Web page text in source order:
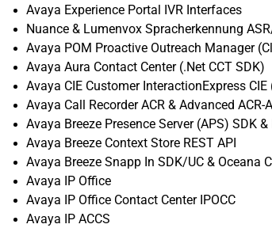
Avaya Experience Portal IVR Interfaces
Nuance & Lumenvox Spracherkennung
Avaya POM Proactive Outreach Manager
Avaya Aura Contact Center (.Net CCT SDK)
Avaya CIE Customer InteractionExpress CIE
Avaya Call Recorder ACR & Advanced ACR-A
Avaya Breeze Presence Server (APS) SDK
Avaya Breeze Context Store REST API
Avaya Breeze Snapp In SDK/UC & Oceana
Avaya IP Office
Avaya IP Office Contact Center IPOCC
Avaya IP ACCS